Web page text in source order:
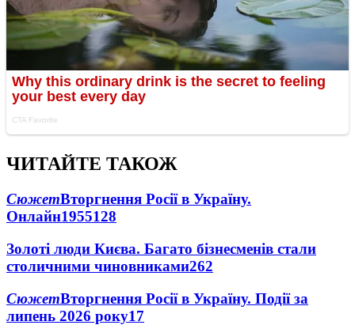
ЧИТАЙТЕ ТАКОЖ
СюжетВторгнення Росії в Україну.
Онлайн1955128
Золоті люди Києва. Багато бізнесменів стали
столичними чиновниками262
СюжетВторгнення Росії в Україну. Події за
липень 2026 року17